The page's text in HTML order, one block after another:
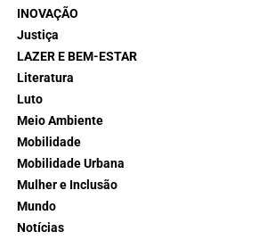
INOVAÇÃO
Justiça
LAZER E BEM-ESTAR
Literatura
Luto
Meio Ambiente
Mobilidade
Mobilidade Urbana
Mulher e Inclusão
Mundo
Notícias